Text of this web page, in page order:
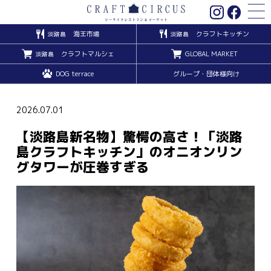
淡路島 海王市場 淡路島 クラフトキッチン
淡路島 クラフトマルシェ GLOBAL MARKET
DOG terrace グループ・団体様向け
2026.07.01
【淡路島新名物】驚愕の高さ！「淡路
島クラフトキッチン」のオニオンリン
グタワーが圧巻すぎる